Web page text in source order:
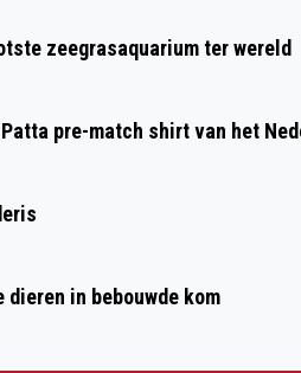
zeegrasaquarium ter wereld
pre-match shirt van het
dieren in bebouwde kom